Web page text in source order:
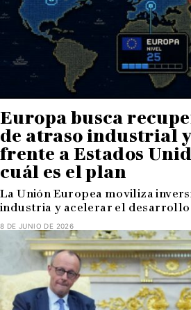
Europa busca
de atraso industrial
frente a Estados
cuál es el plan
La Unión Europea moviliza
industria y acelerar el desarrollo
8 DE JUNIO DE 2026